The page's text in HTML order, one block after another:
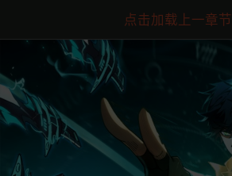
点击加载上一章节